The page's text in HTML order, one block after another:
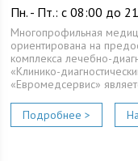
Пн. - Пт.: с 08:00 до
Многопрофильная
ориентирована на
комплекса лечебно-
«Клинико-
«Евромедсервис»
Подробнее >